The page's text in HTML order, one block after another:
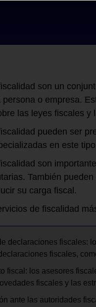
son un
o empresa.
las leyes fiscales
pueden ser
en este
son
También
su carga fiscal.
de fiscalidad
declaraciones fiscales:
fiscales,
fiscal: los asesores
fiscales y las
ante las autoridades